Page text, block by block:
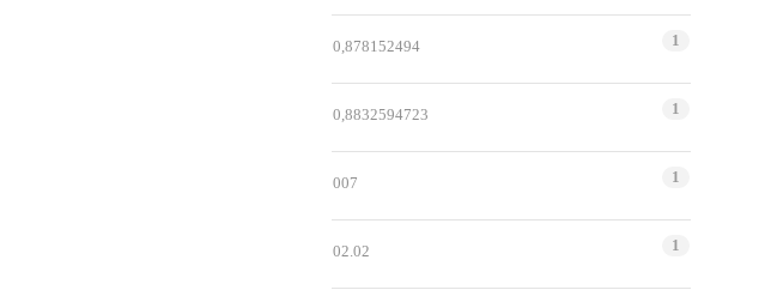
0,878152494 1
0,8832594723 1
007 1
02.02 1